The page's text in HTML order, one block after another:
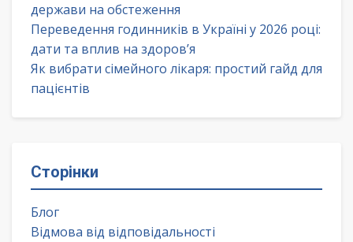
держави на обстеження
Переведення годинників в Україні у 2026 році:
дати та вплив на здоров’я
Як вибрати сімейного лікаря: простий гайд для
пацієнтів
Сторінки
Блог
Відмова від відповідальності